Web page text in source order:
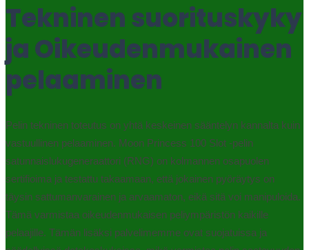
Tekninen suorituskyky
ja Oikeudenmukainen
pelaaminen
Pelin tekninen toteutus on yhtä keskeinen sääntelyn kannalta kuin
vastuullinen pelaaminen. Moon Princess 100 Slot -pelin
satunnaislukugeneraattori (RNG) on kolmannen osapuolen
sertifioima ja testattu takaamaan, että jokainen pyöräytys on
täysin sattumanvarainen ja arvaamaton, eikä sitä voi manipuloida.
Tämä varmistaa oikeudenmukaisen peliympäristön kaikille
pelaajille. Tämän lisäksi palvelimemme ovat suojatuissa ja